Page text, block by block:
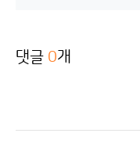
댓글 0개